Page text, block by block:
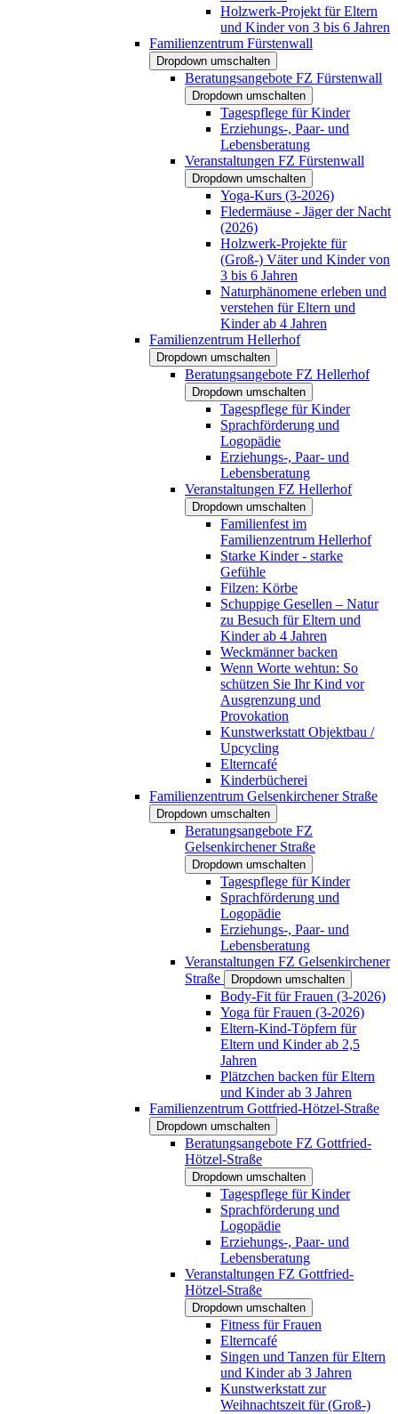
Holzwerk-Projekt für Eltern
und Kinder von 3 bis 6 Jahren
Familienzentrum Fürstenwall
Dropdown umschalten
Beratungsangebote FZ Fürstenwall
Dropdown umschalten
Tagespflege für Kinder
Erziehungs-, Paar- und
Lebensberatung
Veranstaltungen FZ Fürstenwall
Dropdown umschalten
Yoga-Kurs (3-2026)
Fledermäuse - Jäger der Nacht
(2026)
Holzwerk-Projekte für
(Groß-) Väter und Kinder von
3 bis 6 Jahren
Naturphänomene erleben und
verstehen für Eltern und
Kinder ab 4 Jahren
Familienzentrum Hellerhof
Dropdown umschalten
Beratungsangebote FZ Hellerhof
Dropdown umschalten
Tagespflege für Kinder
Sprachförderung und
Logopädie
Erziehungs-, Paar- und
Lebensberatung
Veranstaltungen FZ Hellerhof
Dropdown umschalten
Familienfest im
Familienzentrum Hellerhof
Starke Kinder - starke
Gefühle
Filzen: Körbe
Schuppige Gesellen – Natur
zu Besuch für Eltern und
Kinder ab 4 Jahren
Weckmänner backen
Wenn Worte wehtun: So
schützen Sie Ihr Kind vor
Ausgrenzung und
Provokation
Kunstwerkstatt Objektbau /
Upcycling
Elterncafé
Kinderbücherei
Familienzentrum Gelsenkirchener Straße
Dropdown umschalten
Beratungsangebote FZ
Gelsenkirchener Straße
Dropdown umschalten
Tagespflege für Kinder
Sprachförderung und
Logopädie
Erziehungs-, Paar- und
Lebensberatung
Veranstaltungen FZ Gelsenkirchener
Straße
Dropdown umschalten
Body-Fit für Frauen (3-2026)
Yoga für Frauen (3-2026)
Eltern-Kind-Töpfern für
Eltern und Kinder ab 2,5
Jahren
Plätzchen backen für Eltern
und Kinder ab 3 Jahren
Familienzentrum Gottfried-Hötzel-Straße
Dropdown umschalten
Beratungsangebote FZ Gottfried-
Hötzel-Straße
Dropdown umschalten
Tagespflege für Kinder
Sprachförderung und
Logopädie
Erziehungs-, Paar- und
Lebensberatung
Veranstaltungen FZ Gottfried-
Hötzel-Straße
Dropdown umschalten
Fitness für Frauen
Elterncafé
Singen und Tanzen für Eltern
und Kinder ab 3 Jahren
Kunstwerkstatt zur
Weihnachtszeit für (Groß-)